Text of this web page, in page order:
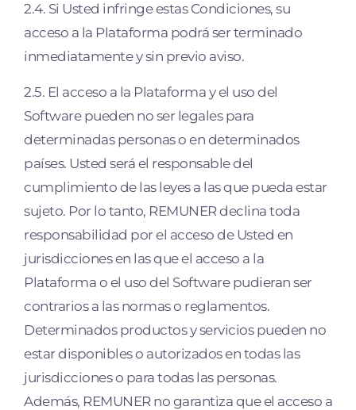
2.4. Si Usted infringe estas Condiciones, su
acceso a la Plataforma podrá ser terminado
inmediatamente y sin previo aviso.
2.5. El acceso a la Plataforma y el uso del
Software pueden no ser legales para
determinadas personas o en determinados
países. Usted será el responsable del
cumplimiento de las leyes a las que pueda estar
sujeto. Por lo tanto, REMUNER declina toda
responsabilidad por el acceso de Usted en
jurisdicciones en las que el acceso a la
Plataforma o el uso del Software pudieran ser
contrarios a las normas o reglamentos.
Determinados productos y servicios pueden no
estar disponibles o autorizados en todas las
jurisdicciones o para todas las personas.
Además, REMUNER no garantiza que el acceso a